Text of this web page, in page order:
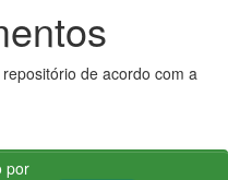
de acordo com a
por